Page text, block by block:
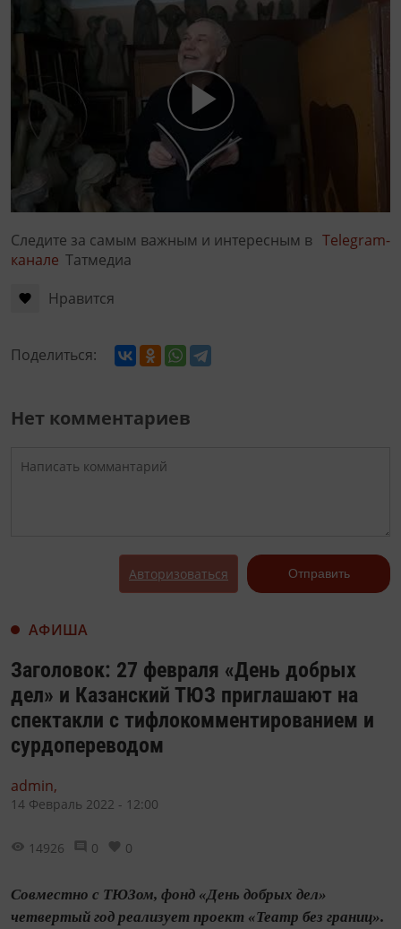
Следите за самым важным и интересным в Telegram-
канале Татмедиа
Нравится
Поделиться:
Нет комментариев
Авторизоваться Отправить
АФИША
Заголовок: 27 февраля «День добрых
дел» и Казанский ТЮЗ приглашают на
спектакли с тифлокомментированием и
сурдопереводом
admin,
14 Февраль 2022 - 12:00
14926 0 0
Совместно с ТЮЗом, фонд «День добрых дел»
четвертый год реализует проект «Театр без границ».